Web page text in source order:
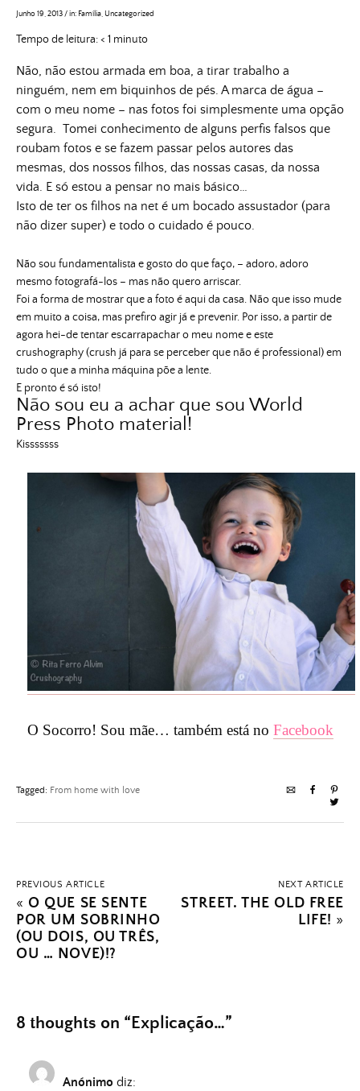
Junho 19, 2013/in: Família Uncategorized
Tempo de leitura:< 1 minuto
Não, não estou armada em boa, a tirar trabalho a
ninguém, nem em biquinhos de pés. A marca de água –
com o meu nome – nas fotos foi simplesmente uma opção
segura. Tomei conhecimento de alguns perfis falsos que
roubam fotos e se fazem passar pelos autores das
mesmas, dos nossos filhos, das nossas casas, da nossa
vida. E só estou a pensar no mais básico…
Isto de ter os filhos na net é um bocado assustador (para
não dizer super) e todo o cuidado é pouco.
Não sou fundamentalista e gosto do que faço, – adoro, adoro
mesmo fotografá-los – mas não quero arriscar.
Foi a forma de mostrar que a foto é aqui da casa. Não que isso mude
em muito a coisa, mas prefiro agir já e prevenir. Por isso, a partir de
agora hei-de tentar escarrapachar o meu nome e este
crushography (crush já para se perceber que não é professional) em
tudo o que a minha máquina põe a lente.
E pronto é só isto!
Não sou eu a achar que sou World
Press Photo material!
Kisssssss
O Socorro! Sou mãe… também está no Facebook
Tagged: From home with love
PREVIOUS ARTICLE
« O QUE SE SENTE
POR UM SOBRINHO
(OU DOIS, OU TRÊS,
OU … NOVE)!?
NEXT ARTICLE
STREET. THE OLD FREE
LIFE! »
8 thoughts on “Explicação…”
Anónimo diz: